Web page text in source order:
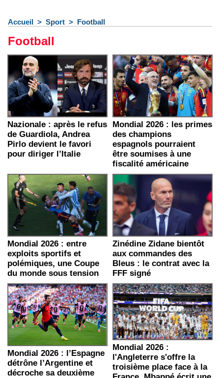
Accueil > Sport > Football
Football
Nazionale : après le refus
de Guardiola, Andrea
Pirlo devient le favori
pour diriger l’Italie
Mondial 2026 : les primes
des champions
espagnols pourraient
être soumises à une
fiscalité américaine
Mondial 2026 : entre
exploits sportifs et
polémiques, une Coupe
du monde sous tension
Zinédine Zidane bientôt
aux commandes des
Bleus : le contrat avec la
FFF signé
Mondial 2026 : l’Espagne
détrône l’Argentine et
décroche sa deuxième
Mondial 2026 :
l'Angleterre s'offre la
troisième place face à la